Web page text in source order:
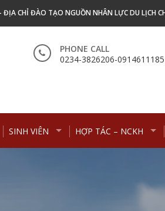
ĐỊA CHỈ ĐÀO TẠO NGUỒN NHÂN LỰC DU LỊCH
PHONE CALL
0234-3826206-0914611185
SINH VIÊN HỢP TÁC – NCKH